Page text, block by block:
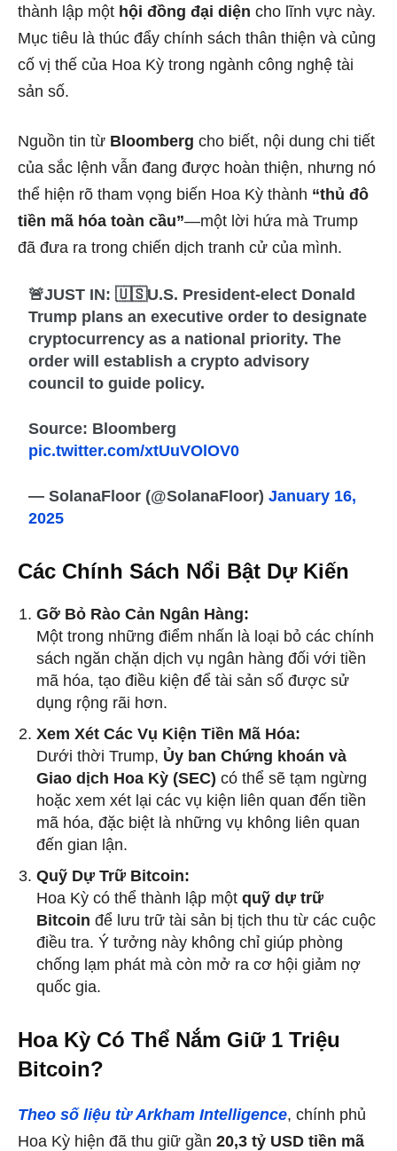
thành lập một hội đồng đại diện cho lĩnh vực này.
Mục tiêu là thúc đẩy chính sách thân thiện và củng
cố vị thế của Hoa Kỳ trong ngành công nghệ tài
sản số.
Nguồn tin từ Bloomberg cho biết, nội dung chi tiết
của sắc lệnh vẫn đang được hoàn thiện, nhưng nó
thể hiện rõ tham vọng biến Hoa Kỳ thành “thủ đô
tiền mã hóa toàn cầu”—một lời hứa mà Trump
đã đưa ra trong chiến dịch tranh cử của mình.
🚨JUST IN: 🇺🇸U.S. President-elect Donald
Trump plans an executive order to designate
cryptocurrency as a national priority. The
order will establish a crypto advisory
council to guide policy.
Source: Bloomberg
pic.twitter.com/xtUuVOlOV0
— SolanaFloor (@SolanaFloor)January 16,
2025
Các Chính Sách Nổi Bật Dự Kiến
Gỡ Bỏ Rào Cản Ngân Hàng:
Một trong những điểm nhấn là loại bỏ các chính
sách ngăn chặn dịch vụ ngân hàng đối với tiền
mã hóa, tạo điều kiện để tài sản số được sử
dụng rộng rãi hơn.
Xem Xét Các Vụ Kiện Tiền Mã Hóa:
Dưới thời Trump, Ủy ban Chứng khoán và
Giao dịch Hoa Kỳ (SEC) có thể sẽ tạm ngừng
hoặc xem xét lại các vụ kiện liên quan đến tiền
mã hóa, đặc biệt là những vụ không liên quan
đến gian lận.
Quỹ Dự Trữ Bitcoin:
Hoa Kỳ có thể thành lập một quỹ dự trữ
Bitcoin để lưu trữ tài sản bị tịch thu từ các cuộc
điều tra. Ý tưởng này không chỉ giúp phòng
chống lạm phát mà còn mở ra cơ hội giảm nợ
quốc gia.
Hoa Kỳ Có Thể Nắm Giữ 1 Triệu
Bitcoin?
Theo số liệu từ Arkham Intelligence, chính phủ
Hoa Kỳ hiện đã thu giữ gần 20,3 tỷ USD tiền mã